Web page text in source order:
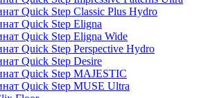
Quick Step Classic Plus Hydro
Quick Step Eligna
Quick Step Eligna Wide
Quick Step Perspective Hydro
Quick Step Desire
Quick Step MAJESTIC
Quick Step MUSE Ultra